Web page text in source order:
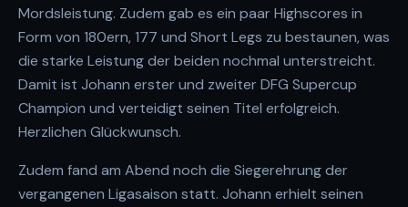
Mordsleistung. Zudem gab es ein paar Highscores in
Form von 180ern, 177 und Short Legs zu bestaunen, was
die starke Leistung der beiden nochmal unterstreicht.
Damit ist Johann erster und zweiter DFG Supercup
Champion und verteidigt seinen Titel erfolgreich.
Herzlichen Glückwunsch.
Zudem fand am Abend noch die Siegerehrung der
vergangenen Ligasaison statt. Johann erhielt seinen